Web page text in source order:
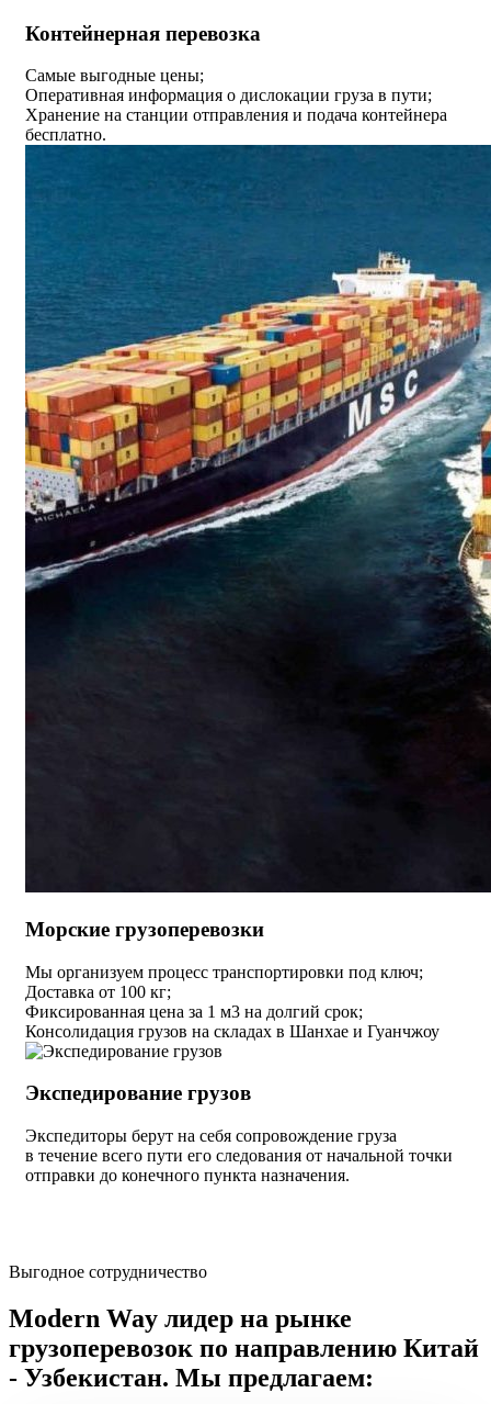
Контейнерная перевозка
Самые выгодные цены;
Оперативная информация о дислокации груза в пути;
Хранение на станции отправления и подача контейнера
бесплатно.
Морские грузоперевозки
Мы организуем процесс транспортировки под ключ;
Доставка от 100 кг;
Фиксированная цена за 1 м3 на долгий срок;
Консолидация грузов на складах в Шанхае и Гуанчжоу
Экспедирование грузов
Экспедиторы берут на себя сопровождение груза
в течение всего пути его следования от начальной точки
отправки до конечного пункта назначения.
Выгодное сотрудничество
Modern Way лидер на рынке
грузоперевозок по направлению Китай
- Узбекистан. Мы предлагаем: